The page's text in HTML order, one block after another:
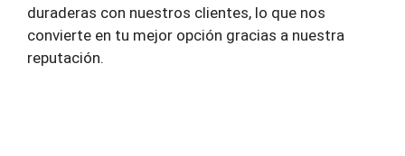
duraderas con nuestros clientes, lo que nos
convierte en tu mejor opción gracias a nuestra
reputación.